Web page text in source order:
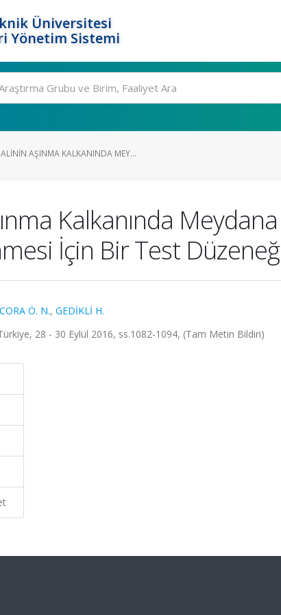
Üniversitesi
Yönetim Sistemi
AŞINMA KALKANINDA MEY...
Kalkanında Meydana
İçin Bir Test Düzeneği
CORA Ö. N., GEDİKLİ H.
28 - 30 Eylül 2016, ss.1082-1094, (Tam Metin Bildiri)